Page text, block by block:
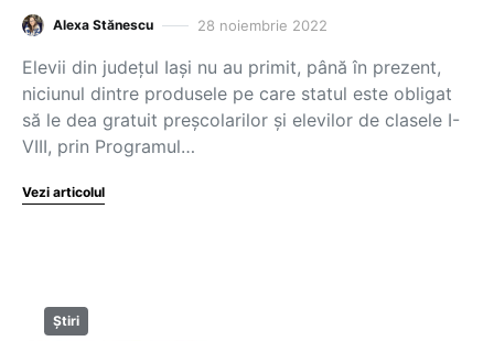
Alexa Stănescu 28 noiembrie 2022
Elevii din județul Iași nu au primit, până în prezent,
niciunul dintre produsele pe care statul este obligat
să le dea gratuit preșcolarilor și elevilor de clasele I-
VIII, prin Programul…
Vezi articolul
Știri